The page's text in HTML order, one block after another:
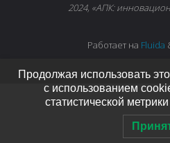
2024, «АПК:
Работает на Fluida
Продолжая использовать
с использованием
статистической